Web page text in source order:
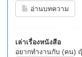
อ่านบทความ
เล่าเรื่องหนังสือ
อยากทำงานกับ (คน)